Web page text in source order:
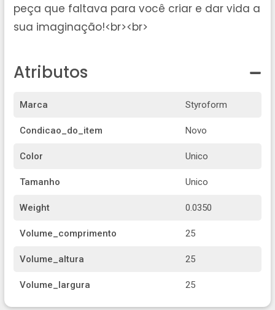
peça que faltava para você criar e dar vida a
sua imaginação!<br><br>
Atributos
Marca Styroform
Condicao_do_item Novo
Color Unico
Tamanho Unico
Weight 0.0350
Volume_comprimento 25
Volume_altura 25
Volume_largura 25